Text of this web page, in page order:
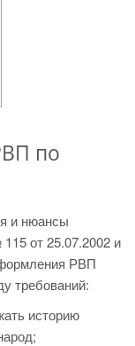
по
и нюансы
от 25.07.2002 и
РВП
требований:
историю